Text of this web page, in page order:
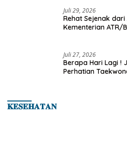
Juli 29, 2026
Rehat Sejenak
Kementerian ATR/
Juli 27, 2026
Berapa Hari Lagi !
Perhatian
𝐊𝐄𝐒𝐄𝐇𝐀𝐓𝐀𝐍